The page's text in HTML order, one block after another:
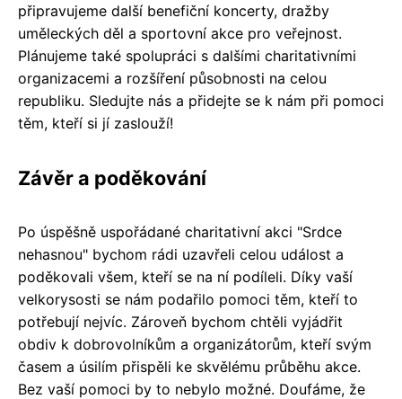
připravujeme další benefiční koncerty, dražby
uměleckých děl a sportovní akce pro veřejnost.
Plánujeme také spolupráci s dalšími charitativními
organizacemi a rozšíření působnosti na celou
republiku. Sledujte nás a přidejte se k nám při pomoci
těm, kteří si jí zaslouží!
Závěr a poděkování
Po úspěšně uspořádané charitativní akci "Srdce
nehasnou" bychom rádi uzavřeli celou událost a
poděkovali všem, kteří se na ní podíleli. Díky vaší
velkorysosti se nám podařilo pomoci těm, kteří to
potřebují nejvíc. Zároveň bychom chtěli vyjádřit
obdiv k dobrovolníkům a organizátorům, kteří svým
časem a úsilím přispěli ke skvělému průběhu akce.
Bez vaší pomoci by to nebylo možné. Doufáme, že